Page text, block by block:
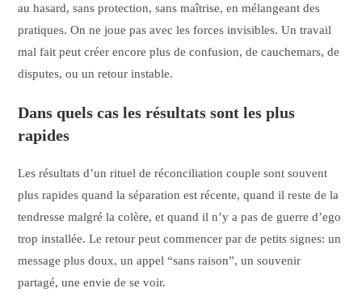
au hasard, sans protection, sans maîtrise, en mélangeant des
pratiques. On ne joue pas avec les forces invisibles. Un travail
mal fait peut créer encore plus de confusion, de cauchemars, de
disputes, ou un retour instable.
Dans quels cas les résultats sont les plus
rapides
Les résultats d’un rituel de réconciliation couple sont souvent
plus rapides quand la séparation est récente, quand il reste de la
tendresse malgré la colère, et quand il n’y a pas de guerre d’ego
trop installée. Le retour peut commencer par de petits signes: un
message plus doux, un appel “sans raison”, un souvenir
partagé, une envie de se voir.